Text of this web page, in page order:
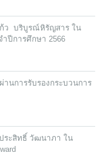
ว บริบูรณ์หิรัญสาร ใน
ำปีการศึกษา 2566
นการรับรองกระบวนการ
ระสิทธิ์ วัฒนาภา ใน